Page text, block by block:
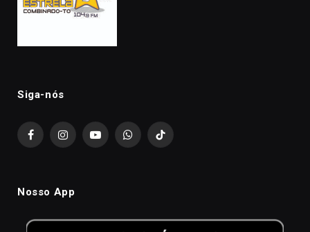
Siga-nós
FacebookInstagramYouTubeWhatsAppTikTok
Nosso App